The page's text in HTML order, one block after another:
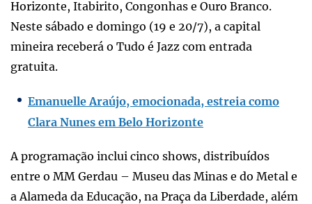
Horizonte, Itabirito, Congonhas e Ouro Branco.
Neste sábado e domingo (19 e 20/7), a capital
mineira receberá o Tudo é Jazz com entrada
gratuita.
Emanuelle Araújo, emocionada, estreia como
Clara Nunes em Belo Horizonte
A programação inclui cinco shows, distribuídos
entre o MM Gerdau – Museu das Minas e do Metal e
a Alameda da Educação, na Praça da Liberdade, além